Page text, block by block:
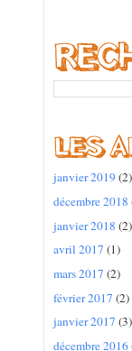
janvier 2019 (2)
décembre 2018
janvier 2018 (2)
avril 2017 (1)
mars 2017 (2)
février 2017 (2)
janvier 2017 (3)
décembre 2016